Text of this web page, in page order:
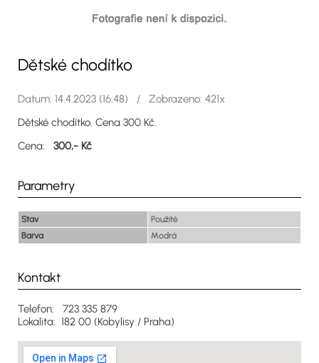
Dětské chodítko
Datum: 14.4.2023 (16:48) / Zobrazeno: 421x
Dětské chodítko. Cena 300 Kč.
Cena: 300,- Kč
Parametry
Stav
Použité
Barva
Modrá
Kontakt
Telefon: 723 335 879
Lokalita: 182 00 (Kobylisy / Praha)